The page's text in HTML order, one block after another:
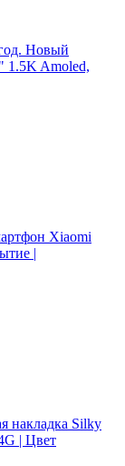
Новый
1.5K Amoled,
Xiaomi
|
накладка Silky
| Цвет